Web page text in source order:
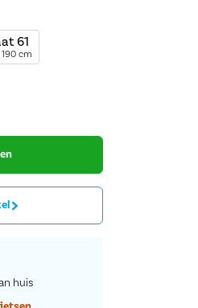
61
190 cm
huis